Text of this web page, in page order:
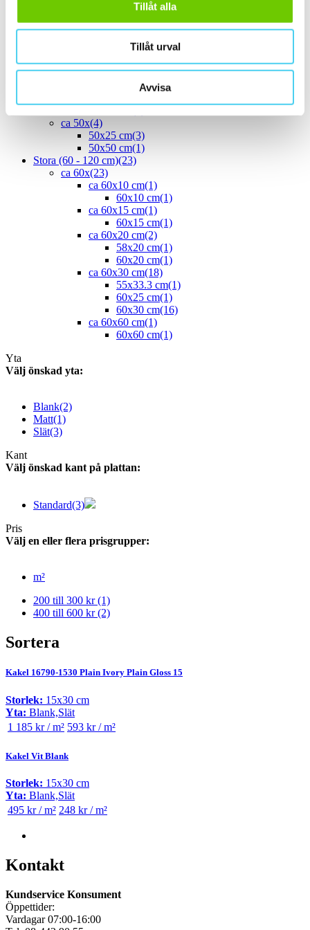
Tillåt alla
Tillåt urval
Avvisa
30x60 cm (16)
ca 35x(1)
40x10 cm(2)
40x20 cm(1)
(5)
ca 50x(4)
50x25 cm(3)
50x50 cm(1)
Stora (60 - 120 cm)(23)
ca 60x(23)
ca 60x10 cm(1)
60x10 cm(1)
ca 60x15 cm(1)
60x15 cm(1)
ca 60x20 cm(2)
58x20 cm(1)
60x20 cm(1)
ca 60x30 cm(18)
55x33.3 cm(1)
60x25 cm(1)
60x30 cm(16)
ca 60x60 cm(1)
60x60 cm(1)
Yta
Välj önskad yta:
Blank(2)
Matt(1)
Slät(3)
Kant
Välj önskad kant på plattan:
Standard(3)
Pris
Välj en eller flera prisgrupper:
m²
200 till 300 kr(1)
400 till 600 kr(2)
Sortera
Kakel 16790-1530 Plain Ivory Plain Gloss 15
Storlek: 15x30 cm
Yta: Blank,Slät
1 185 kr / m² 593 kr / m²
Kakel Vit Blank
Storlek: 15x30 cm
Yta: Blank,Slät
495 kr / m² 248 kr / m²
Kontakt
Kundservice Konsument
Öppettider:
Vardagar 07:00-16:00